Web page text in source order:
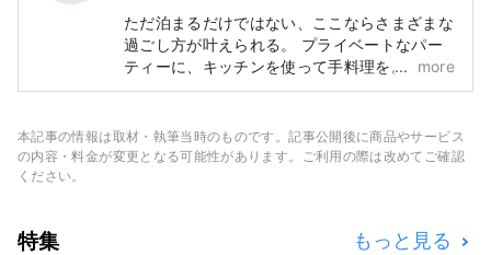
ただ泊まるだけではない、ここならさまざまな
過ごし方が叶えられる。 プライベートなパー
ティーに、キッチンを使って手料理を。 とき
には仕事でこもったり、ゆっくり本を読んだ
い方はあなた次第、思い思いのひと時をお過ご
しください。
more
本記事の情報は取材・執筆当時のものです。記事公開後に商品やサービス
の内容・料金が変更となる可能性があります。ご利用の際は改めてご確認
ください。
特集 もっと見る